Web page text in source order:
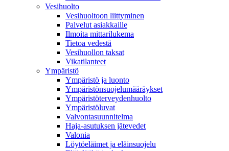
Vesihuolto
Vesihuoltoon liittyminen
Palvelut asiakkaille
Ilmoita mittarilukema
Tietoa vedestä
Vesihuollon taksat
Vikatilanteet
Ympäristö
Ympäristö ja luonto
Ympäristönsuojelumääräykset
Ympäristöterveydenhuolto
Ympäristöluvat
Valvontasuunnitelma
Haja-asutuksen jätevedet
Valonia
Löytöeläimet ja eläinsuojelu